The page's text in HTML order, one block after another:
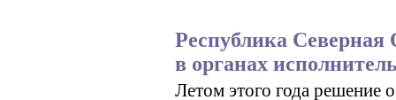
Республика Северная
в органах
Летом этого года решение